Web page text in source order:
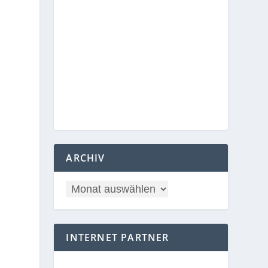
ARCHIV
INTERNET PARTNER